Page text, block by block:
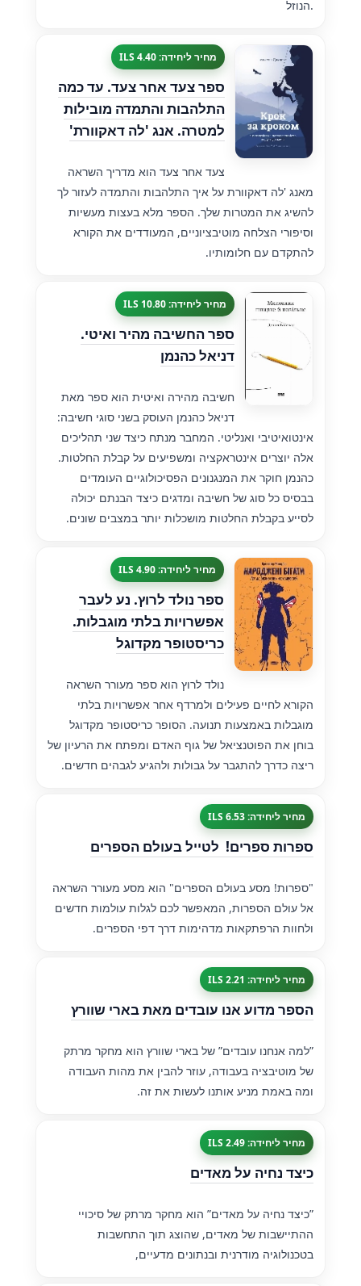
הנוזל.
מחיר ליחידה: 4.40 ILS
ספר צעד אחר צעד. עד כמה
התלהבות והתמדה מובילות
למטרה. אנג 'לה דאקוורת'
צעד אחר צעד הוא מדריך השראה
מאנג 'לה דאקוורת על איך התלהבות והתמדה לעזור לך
להשיג את המטרות שלך. הספר מלא בעצות מעשיות
וסיפורי הצלחה מוטיבציוניים, המעודדים את הקורא
להתקדם עם חלומותיו.
מחיר ליחידה: 10.80 ILS
ספר החשיבה מהיר ואיטי.
דניאל כהנמן
חשיבה מהירה ואיטית הוא ספר מאת
דניאל כהנמן העוסק בשני סוגי חשיבה:
אינטואיטיבי ואנליטי. המחבר מנתח כיצד שני תהליכים
אלה יוצרים אינטראקציה ומשפיעים על קבלת החלטות.
כהנמן חוקר את המנגנונים הפסיכולוגיים העומדים
בבסיס כל סוג של חשיבה ומדגים כיצד הבנתם יכולה
לסייע בקבלת החלטות מושכלות יותר במצבים שונים.
מחיר ליחידה: 4.90 ILS
ספר נולד לרוץ. נע לעבר
אפשרויות בלתי מוגבלות.
כריסטופר מקדוגל
נולד לרוץ הוא ספר מעורר השראה
הקורא לחיים פעילים ולמרדף אחר אפשרויות בלתי
מוגבלות באמצעות תנועה. הסופר כריסטופר מקדוגל
בוחן את הפוטנציאל של גוף האדם ומפתח את הרעיון של
ריצה כדרך להתגבר על גבולות ולהגיע לגבהים חדשים.
מחיר ליחידה: 6.53 ILS
ספרות ספרים! ‏ לטייל בעולם הספרים
"ספרות! מסע בעולם הספרים" הוא מסע מעורר השראה
אל עולם הספרות, המאפשר לכם לגלות עולמות חדשים
ולחוות הרפתקאות מדהימות דרך דפי הספרים.
מחיר ליחידה: 2.21 ILS
הספר מדוע אנו עובדים מאת בארי שוורץ
”למה אנחנו עובדים” של בארי שוורץ הוא מחקר מרתק
של מוטיבציה בעבודה, עוזר להבין את מהות העבודה
ומה באמת מניע אותנו לעשות את זה.
מחיר ליחידה: 2.49 ILS
כיצד נחיה על מאדים
”כיצד נחיה על מאדים” הוא מחקר מרתק של סיכויי
ההתיישבות של מאדים, שהוצג תוך התחשבות
בטכנולוגיה מודרנית ובנתונים מדעיים,